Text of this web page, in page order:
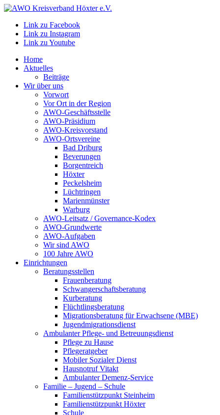
Link zu Facebook
Link zu Instagram
Link zu Youtube
Home
Aktuelles
Beiträge
Wir über uns
Vorwort
Vor Ort in der Region
AWO-Geschäftsstelle
AWO-Präsidium
AWO-Kreisvorstand
AWO-Ortsvereine
Bad Driburg
Beverungen
Borgentreich
Höxter
Peckelsheim
Lüchtringen
Marienmünster
Warburg
AWO-Leitsatz / Governance-Kodex
AWO-Grundwerte
AWO-Aufgaben
Wir sind AWO
100 Jahre AWO
Einrichtungen
Beratungsstellen
Frauenberatung
Schwangerschaftsberatung
Kurberatung
Flüchtlingsberatung
Migrationsberatung für Erwachsene (MBE)
Jugendmigrationsdienst
Ambulanter Pflege- und Betreuungsdienst
Pflege zu Hause
Pflegeratgeber
Mobiler Sozialer Dienst
Hausnotruf Vitakt
Ambulanter Demenz-Service
Familie – Jugend – Schule
Familienstützpunkt Steinheim
Familienstützpunkt Höxter
Schule